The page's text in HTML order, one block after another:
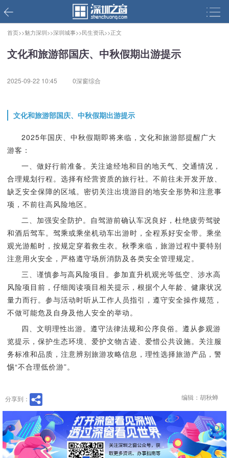
首页>>魅力深圳>>深圳城事>>民生资讯>>正文
文化和旅游部国庆、中秋假期出游提示
2025-09-22 10:45 0深窗综合
文化和旅游部国庆、中秋假期出游提示
2025年国庆、中秋假期即将来临，文化和旅游部提醒广大
游客：
一、做好行前准备。关注途经地和目的地天气、交通情况，
合理规划行程。选择有经营资质的旅行社。不前往未开发开放、
缺乏安全保障的区域。密切关注出境游目的地安全形势和注意事
项，不前往高风险地区。
二、加强安全防护。自驾游前确认车况良好，杜绝疲劳驾驶
和酒后驾车。驾乘或乘坐机动车出游时，全程系好安全带。乘坐
观光游船时，按规定穿着救生衣。秋季来临，旅游过程中要特别
注意用火安全，严格遵守场所消防及各类安全管理规定。
三、谨慎参与高风险项目。参加直升机观光等低空、涉水高
风险项目前，仔细阅读项目相关提示，根据个人年龄、健康状况
量力而行。参与活动时听从工作人员指引，遵守安全操作规范，
不做可能危及自身及他人安全的举动。
四、文明理性出游。遵守法律法规和公序良俗。遵从参观游
览提示，保护生态环境、爱护文物古迹、爱惜公共设施。关注服
务标准和品质，注意辨别旅游攻略信息，理性选择旅游产品，警
惕“不合理低价游”。
分享到： 编辑：胡秋蝉